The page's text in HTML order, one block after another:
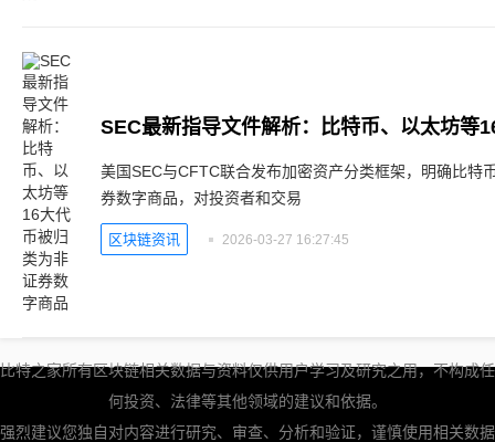
美国SEC与CFTC联合发布加密资产分类框架，明确比特
券数字商品，对投资者和交易
区块链资讯 2026-03-27 16:27:45
比特之家所有区块链相关数据与资料仅供用户学习及研究之用，不构成任
何投资、法律等其他领域的建议和依据。
强烈建议您独自对内容进行研究、审查、分析和验证，谨慎使用相关数据